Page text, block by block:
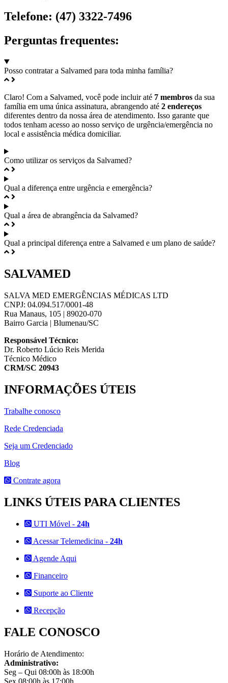
Telefone: (47) 3322-7496
Perguntas frequentes:
Posso contratar a Salvamed para toda minha família?
Claro! Com a Salvamed, você pode incluir até 7 membros da sua
família em uma única assinatura, abrangendo até 2 endereços
diferentes dentro da nossa área de atendimento. Isso garante que
todos tenham acesso ao nosso serviço de urgência/emergência no
local e assistência médica domiciliar.
Como utilizar os serviços da Salvamed?
Qual a diferença entre urgência e emergência?
Qual a área de abrangência da Salvamed?
Qual a principal diferença entre a Salvamed e um plano de saúde?
SALVAMED
SALVA MED EMERGÊNCIAS MÉDICAS LTD
CNPJ: 04.094.517/0001-48
Rua Manaus, 105 | 89020-070
Bairro Garcia | Blumenau/SC
Responsável Técnico:
Dr. Roberto Lúcio Reis Merida
Técnico Médico
CRM/SC 20943
INFORMAÇÕES ÚTEIS
Trabalhe conosco
Rede Credenciada
Seja um Credenciado
Blog
Contrate agora
LINKS ÚTEIS PARA CLIENTES
UTI Móvel - 24h
Acessar Telemedicina - 24h
Agende Aqui
Financeiro
Suporte ao Cliente
Recepção
FALE CONOSCO
Horário de Atendimento:
Administrativo:
Seg – Qui 08:00h às 18:00h
Sex 08:00h às 17:00h